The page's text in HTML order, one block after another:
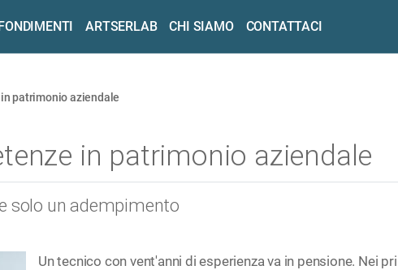
ARTSERLAB CHI SIAMO CONTATTACI
patrimonio aziendale
in patrimonio aziendale
solo un adempimento
Un tecnico con vent'anni di esperienza va in pensione. Nei